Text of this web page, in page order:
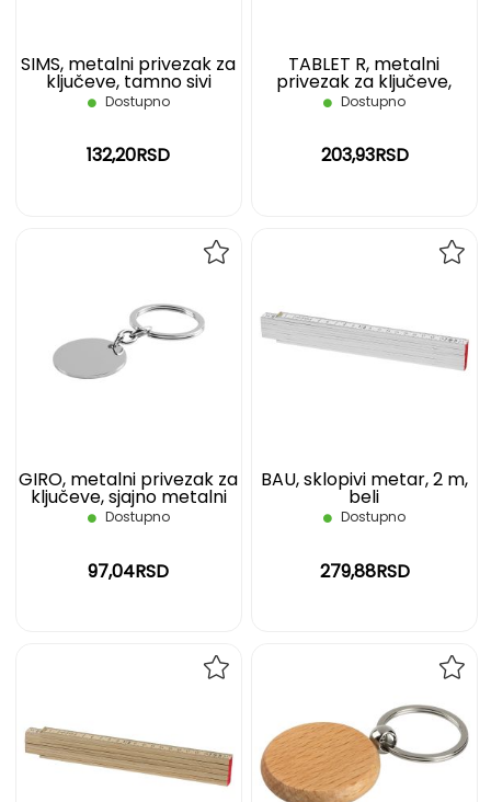
SIMS, metalni privezak za
ključeve, tamno sivi
Dostupno
132,20RSD
TABLET R, metalni
privezak za ključeve,
sjajno metalni
Dostupno
203,93RSD
GIRO, metalni privezak za
ključeve, sjajno metalni
Dostupno
97,04RSD
BAU, sklopivi metar, 2 m,
beli
Dostupno
279,88RSD
LISTU
NA